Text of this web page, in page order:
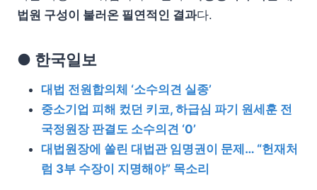
법원 구성이 불러온 필연적인 결과다.
● 한국일보
대법 전원합의체 ‘소수의견 실종’
중소기업 피해 컸던 키코, 하급심 파기 원세훈 전
국정원장 판결도 소수의견 ‘0’
대법원장에 쏠린 대법관 임명권이 문제… “헌재처
럼 3부 수장이 지명해야” 목소리